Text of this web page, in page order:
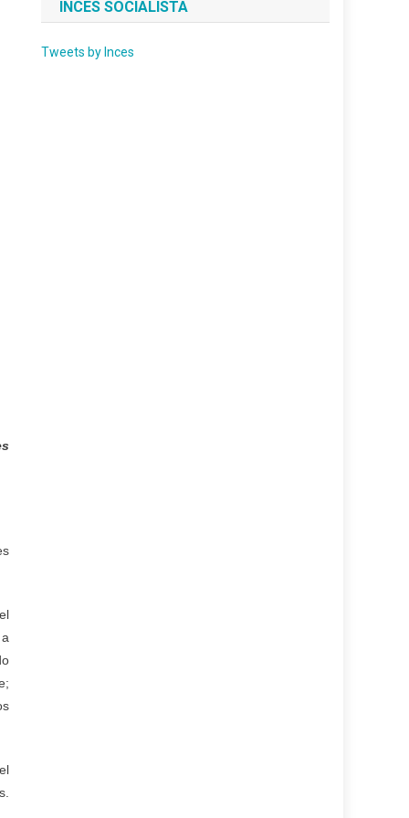
INCES SOCIALISTA
Tweets by Inces